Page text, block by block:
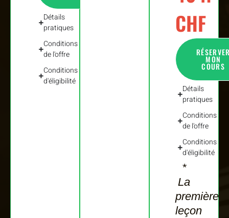
Détails
pratiques
Conditions
de l'offre
Conditions
d'éligibilité
CHF
MON
COURS
Détails
pratiques
Conditions
de l'offre
Conditions
d'éligibilité
*
La
première
leçon